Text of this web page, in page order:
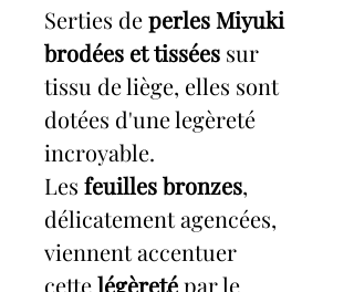
Serties deperles Miyuki
brodées et tissées sur
tissu de liège, elles sont
dotées d'une legèreté
incroyable.
Les feuilles bronzes,
délicatement agencées,
viennent accentuer
cettelégèretépar le